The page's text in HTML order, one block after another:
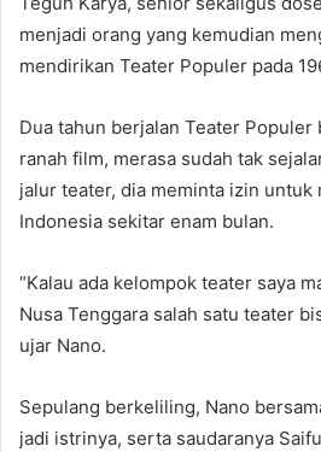
menjadi orang yang kemudian
mendirikan Teater Populer pada
Dua tahun berjalan Teater Populer
ranah film, merasa sudah tak
jalur teater, dia meminta izin
Indonesia sekitar enam bulan.
“Kalau ada kelompok teater saya
Nusa Tenggara salah satu teater
ujar Nano.
Sepulang berkeliling, Nano
jadi istrinya, serta saudaranya